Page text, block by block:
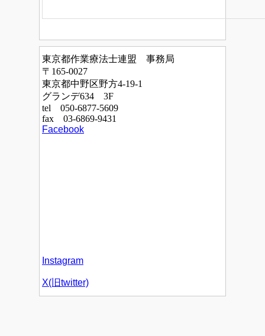
東京都作業療法士連盟 事務局
〒165-0027
東京都中野区野方4-19-1
グランデ634 3F
tel 050-6877-5609
fax 03-6869-9431
Facebook
Instagram
X(旧twitter)